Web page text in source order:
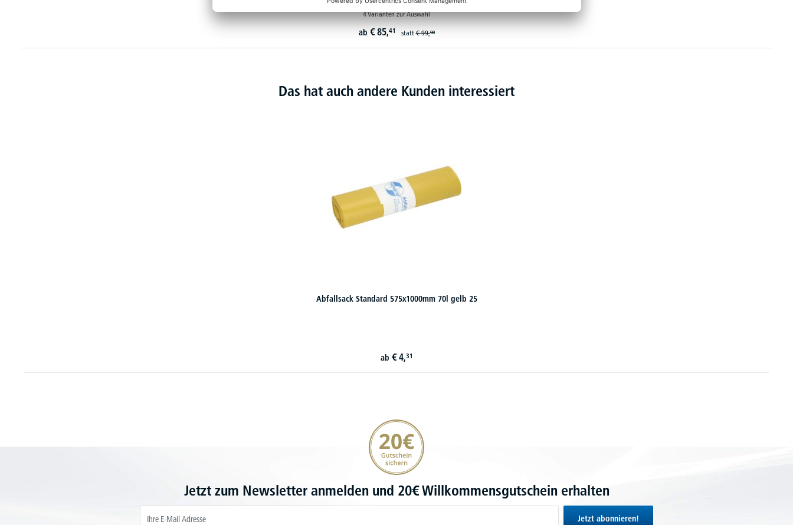
4 Varianten zur Auswahl
ab € 85,41 statt€ 99,90
Das hat auch andere Kunden interessiert
Abfallsack Standard 575x1000mm 70l gelb 25
ab € 4,31
20€ Gutschein sichern
Jetzt zum Newsletter anmelden und 20€ Willkommensgutschein erhalten
Jetzt abonnieren!